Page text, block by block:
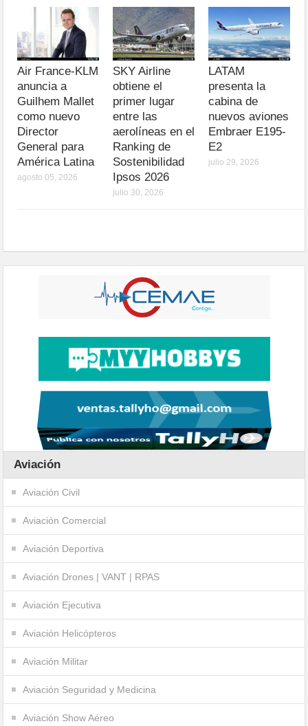
Air France-KLM
anuncia a
Guilhem Mallet
como nuevo
Director
General para
América Latina
agosto 05, 2026
SKY Airline
obtiene el
primer lugar
entre las
aerolíneas en el
Ranking de
Sostenibilidad
Ipsos 2026
julio 30, 2026
LATAM
presenta la
cabina de
nuevos aviones
Embraer E195-
E2
julio 29, 2026
Aviación
Aviación Civil
Aviación Comercial
Aviación Deportiva
Aviación Drones | VANT | RPAS
Aviación Ejecutiva
Aviación Helicópteros
Aviación Militar
Aviación Seguridad y Medicina
Aviación Show Aéreo